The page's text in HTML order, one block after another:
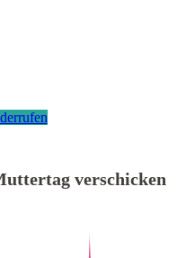
verschicken